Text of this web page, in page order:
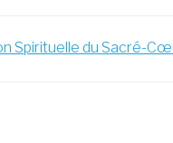
Spirituelle du Sacré-